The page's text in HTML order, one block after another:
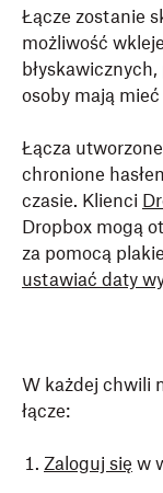
Łącze zostanie
możliwość
osoby mają
Łącza
chronione
czasie. Klienci
Dropbox mogą
za pomocą
ustawiać daty
W każdej chwili
łącze:
Zaloguj się w